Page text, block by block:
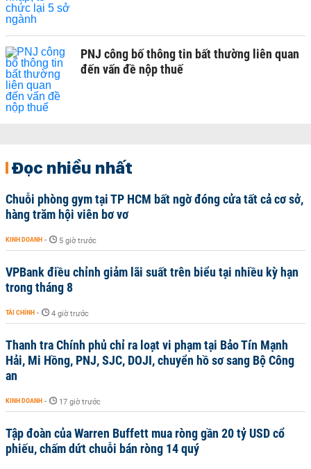
PNJ công bố thông tin bất thường liên quan
đến vấn đề nộp thuế
Đọc nhiều nhất
Chuỗi phòng gym tại TP HCM bất ngờ đóng cửa tất cả cơ sở,
hàng trăm hội viên bơ vơ
KINH DOANH - 5 giờ trước
VPBank điều chỉnh giảm lãi suất trên biểu tại nhiều kỳ hạn
trong tháng 8
TÀI CHÍNH - 4 giờ trước
Thanh tra Chính phủ chỉ ra loạt vi phạm tại Bảo Tín Mạnh
Hải, Mi Hồng, PNJ, SJC, DOJI, chuyển hồ sơ sang Bộ Công
an
KINH DOANH - 17 giờ trước
Tập đoàn của Warren Buffett mua ròng gần 20 tỷ USD cổ
phiếu, chấm dứt chuỗi bán ròng 14 quý